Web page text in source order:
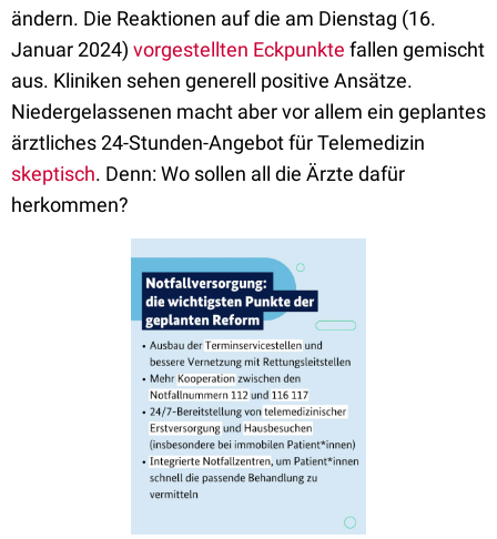
ändern. Die Reaktionen auf die am Dienstag (16.
Januar 2024) vorgestellten Eckpunkte fallen gemischt
aus. Kliniken sehen generell positive Ansätze.
Niedergelassenen macht aber vor allem ein geplantes
ärztliches 24-Stunden-Angebot für Telemedizin
skeptisch. Denn: Wo sollen all die Ärzte dafür
herkommen?